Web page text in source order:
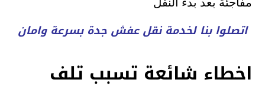
مفاجئة بعد بدء النقل
اتصلوا بنا لخدمة نقل عفش جدة بسرعة وامان
اخطاء شائعة تسبب تلف